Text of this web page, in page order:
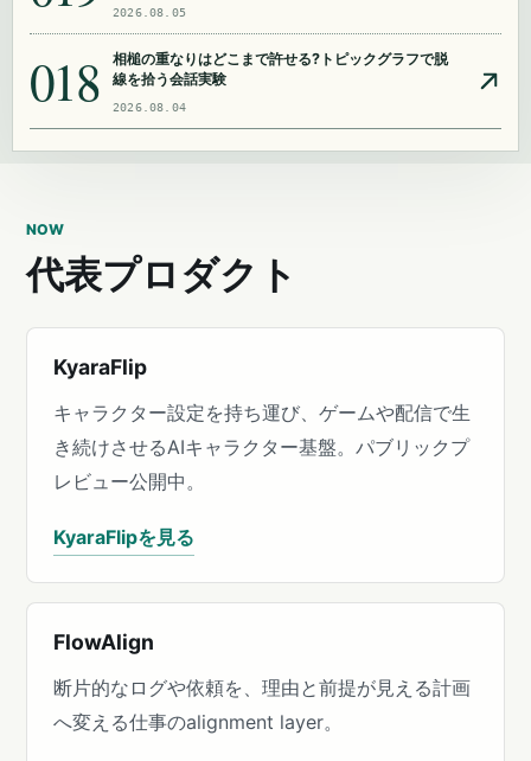
2026.08.05
018
相槌の重なりはどこまで許せる?トピックグラフで脱
線を拾う会話実験
2026.08.04
NOW
代表プロダクト
KyaraFlip
キャラクター設定を持ち運び、ゲームや配信で生
き続けさせるAIキャラクター基盤。パブリックプ
レビュー公開中。
KyaraFlipを見る
FlowAlign
断片的なログや依頼を、理由と前提が見える計画
へ変える仕事のalignment layer。